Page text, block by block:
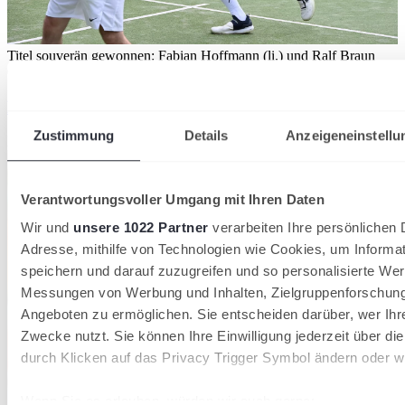
Zustimmung Details
Verantwortungsvoller Umgang mit Ihren Daten
Wir und unsere 1022 Partner verarbeiten Ihre persönlichen
Adresse, mithilfe von Technologien wie Cookies, um
speichern und darauf zuzugreifen und so personalisierte
Messungen von Werbung und Inhalten,
Angeboten zu ermöglichen. Sie entscheiden darüber, wer
Zwecke nutzt. Sie können Ihre Einwilligung jederzeit über
durch Klicken auf das Privacy Trigger Symbol ändern oder
Titel souverän gewonnen: Fabian Hoffmann (li.) und Ralf Braun
Badischer Tennisverband